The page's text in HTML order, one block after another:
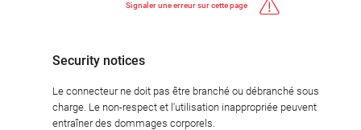
Signaler une erreur sur cette page
Security notices
Le connecteur ne doit pas être branché ou débranché sous
charge. Le non-respect et l'utilisation inappropriée peuvent
entraîner des dommages corporels.